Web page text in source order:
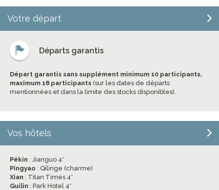
Votre départ
Départs garantis
Départ garantis sans supplément minimum 10 participants,
maximum 18 participants (sur les dates de départs
mentionnées et dans la limite des stocks disponibles).
Vos hôtels
Pékin : Jianguo 4*
Pingyao : Qilinge (charme)
Xian : Titan Times 4*
Guilin : Park Hotel 4*